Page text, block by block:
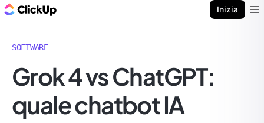
Inizia
SOFTWARE
Grok 4 vs ChatGPT:
quale chatbot IA